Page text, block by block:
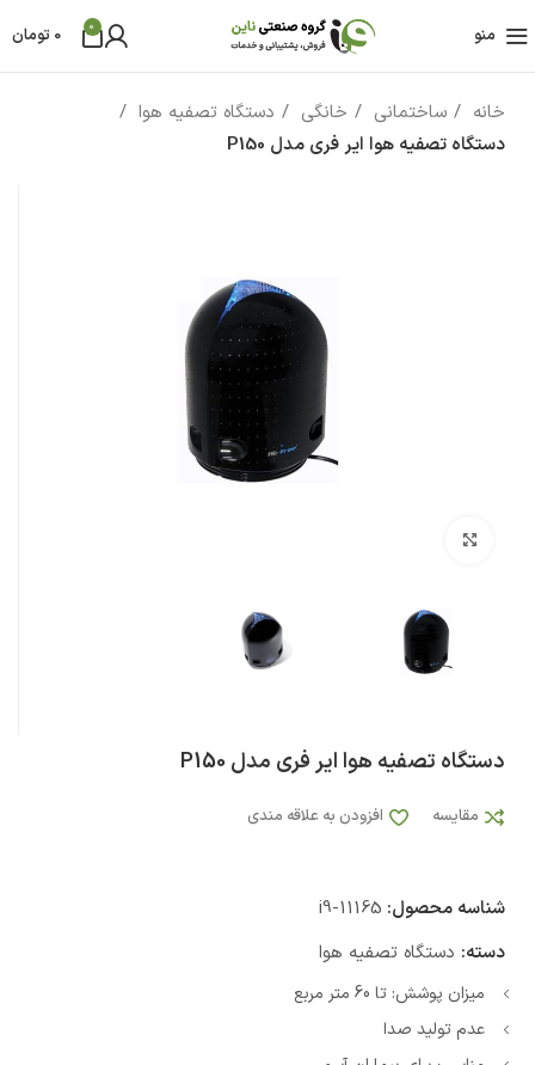
منو 0
0 تومان
خانه ساختمانی خانگی
دستگاه تصفیه هوا
دستگاه تصفیه هوا ایر فری مدل P150
دستگاه تصفیه هوا ایر فری مدل P150
مقایسه افزودن به علاقه مندی
شناسه محصول: i9-11165
دسته: دستگاه تصفیه هوا
میزان پوشش: تا 60 متر مربع
عدم تولید صدا